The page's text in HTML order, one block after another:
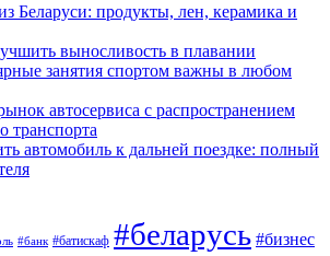
Беларуси: продукты, лен, керамика и
выносливость в плавании
занятия спортом важны в любом
автосервиса с распространением
транспорта
автомобиль к дальней поездке: полный
#банк #батискаф #беларусь #бизнес